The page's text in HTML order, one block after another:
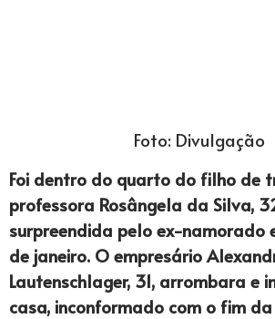
Foto: Divulgação
Foi dentro do quarto do filho de
professora Rosângela da Silva,
surpreendida pelo ex-namorado
de janeiro. O empresário
Lautenschlager, 31, arrombara e
casa, inconformado com o fim